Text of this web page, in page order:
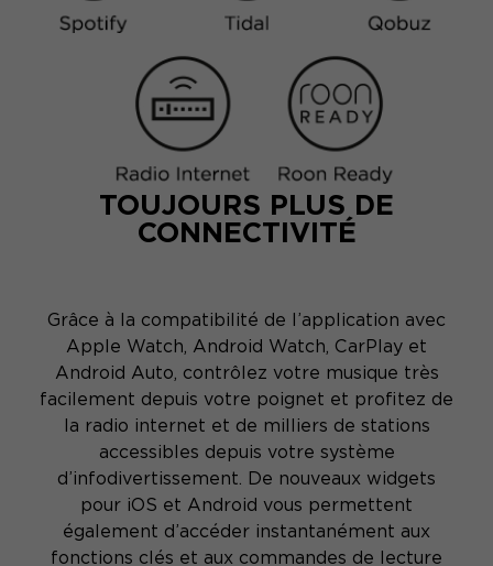
TOUJOURS PLUS DE
CONNECTIVITÉ
Grâce à la compatibilité de l’application avec
Apple Watch, Android Watch, CarPlay et
Android Auto, contrôlez votre musique très
facilement depuis votre poignet et profitez de
la radio internet et de milliers de stations
accessibles depuis votre système
d’infodivertissement. De nouveaux widgets
pour iOS et Android vous permettent
également d’accéder instantanément aux
fonctions clés et aux commandes de lecture